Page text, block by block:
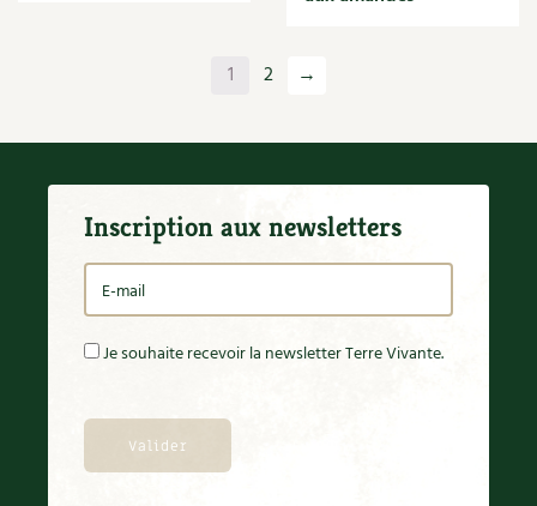
1 2 →
Inscription aux newsletters
Je souhaite recevoir la newsletter Terre Vivante.